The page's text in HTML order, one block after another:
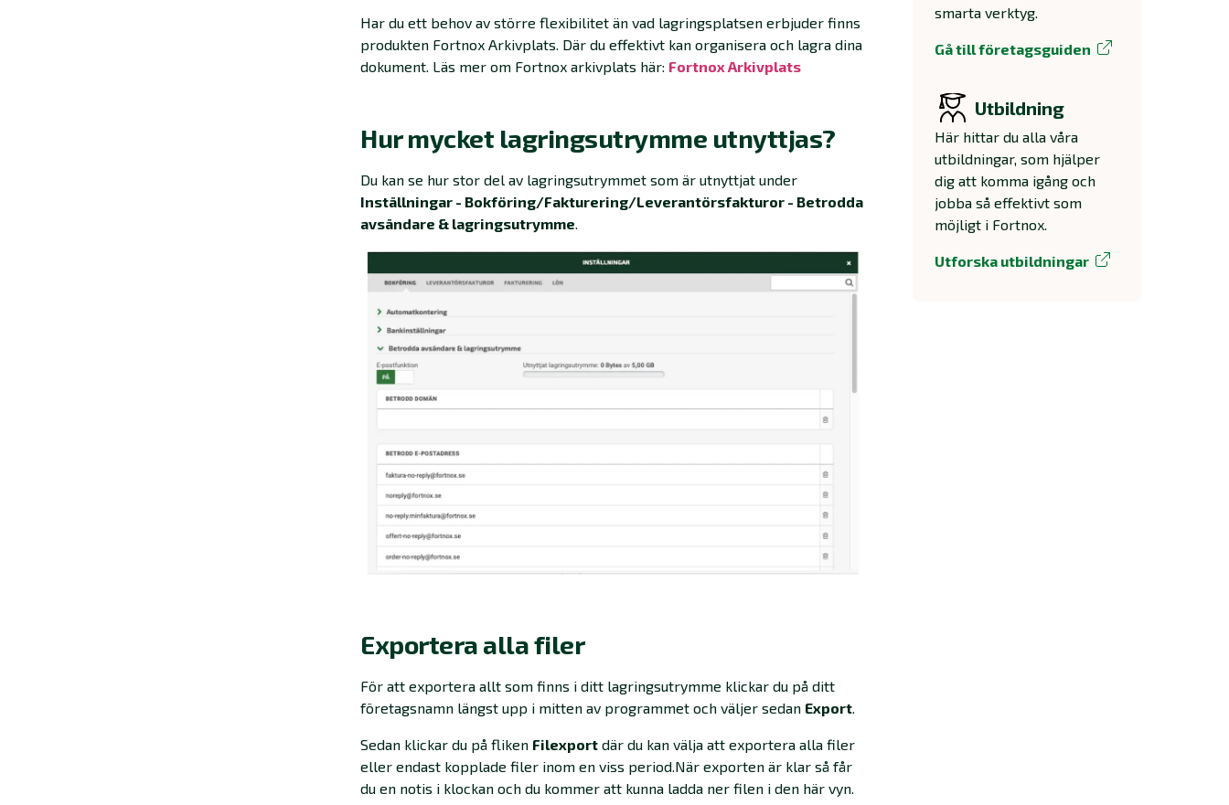
Har du ett behov av större flexibilitet än vad lagringsplatsen erbjuder finns
produkten Fortnox Arkivplats. Där du effektivt kan organisera och lagra dina
dokument. Läs mer om Fortnox arkivplats här: Fortnox Arkivplats
Hur mycket lagringsutrymme utnyttjas?
Du kan se hur stor del av lagringsutrymmet som är utnyttjat under
Inställningar - Bokföring/Fakturering/Leverantörsfakturor - Betrodda
avsändare & lagringsutrymme.
Exportera alla filer
För att exportera allt som finns i ditt lagringsutrymme klickar du på ditt
företagsnamn längst upp i mitten av programmet och väljer sedan Export.
Sedan klickar du på fliken Filexport där du kan välja att exportera alla filer
eller endast kopplade filer inom en viss period.När exporten är klar så får
du en notis i klockan och du kommer att kunna ladda ner filen i den här vyn.
smarta verktyg.
Gå till företagsguiden
Utbildning
Här hittar du alla våra
utbildningar, som hjälper
dig att komma igång och
jobba så effektivt som
möjligt i Fortnox.
Utforska utbildningar